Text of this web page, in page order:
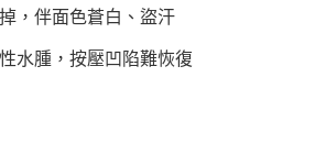
，伴面色蒼白、盜汗
水腫，按壓凹陷難恢復